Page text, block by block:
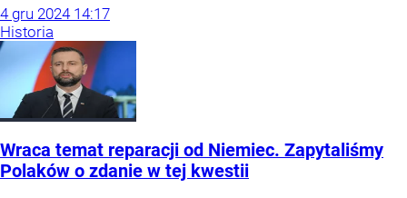
4 gru 2024 14:17
Historia
Wraca temat reparacji od Niemiec. Zapytaliśmy
Polaków o zdanie w tej kwestii